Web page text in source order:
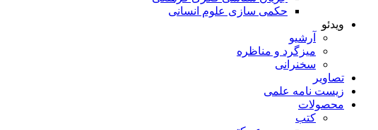
حکمی سازی علوم انسانی
ویدئو
آرشیو
میزگرد و مناظره
سخنرانی
تصاویر
زیست نامه علمی
محصولات
کتب